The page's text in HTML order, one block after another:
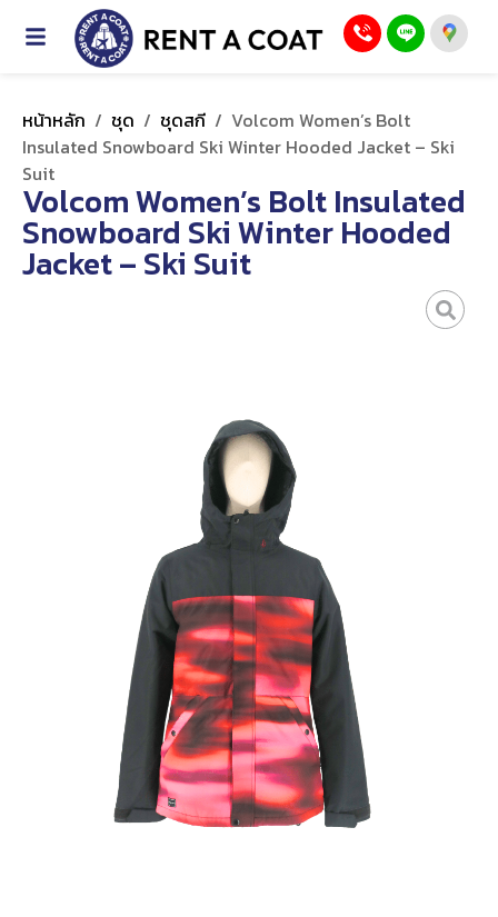
หน้าหลัก / ชุด / ชุดสกี / Volcom Women’s Bolt
Insulated Snowboard Ski Winter Hooded Jacket – Ski
Suit
Volcom Women’s Bolt Insulated
Snowboard Ski Winter Hooded
Jacket – Ski Suit